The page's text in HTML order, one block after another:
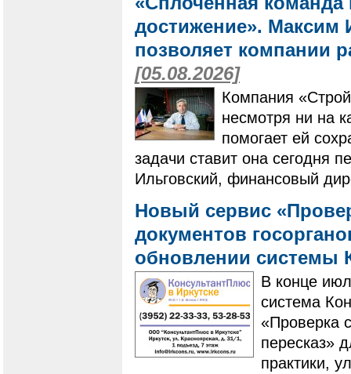
достижение». Максим
позволяет компании
[05.08.2026]
Компания
несмотря ни на
помогает ей
задачи ставит она сегодня
Ильговский, финансовый
Новый сервис
документов
обновлении системы
В конце
система
«Проверка
пересказ»
практики,